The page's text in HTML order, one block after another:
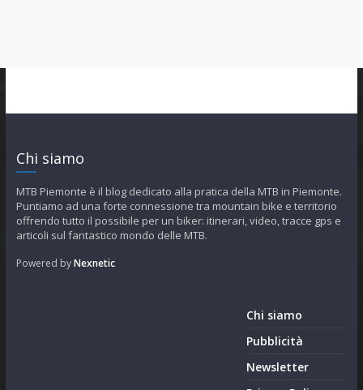
Chi siamo
MTB Piemonte è il blog dedicato alla pratica della MTB in Piemonte.
Puntiamo ad una forte connessione tra mountain bike e territorio
offrendo tutto il possibile per un biker: itinerari, video, tracce gps e
articoli sul fantastico mondo delle MTB.
Powered byNexnetic
Chi siamo
Pubblicità
Newsletter